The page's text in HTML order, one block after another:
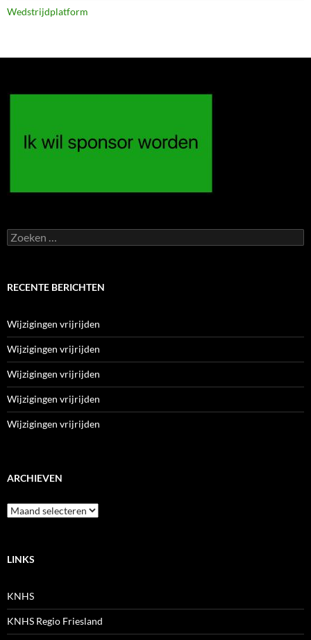
Wedstrijdplatform
Zoeken
naar:
RECENTE BERICHTEN
Wijzigingen vrijrijden
Wijzigingen vrijrijden
Wijzigingen vrijrijden
Wijzigingen vrijrijden
Wijzigingen vrijrijden
ARCHIEVEN
Archieven
LINKS
KNHS
KNHS Regio Friesland